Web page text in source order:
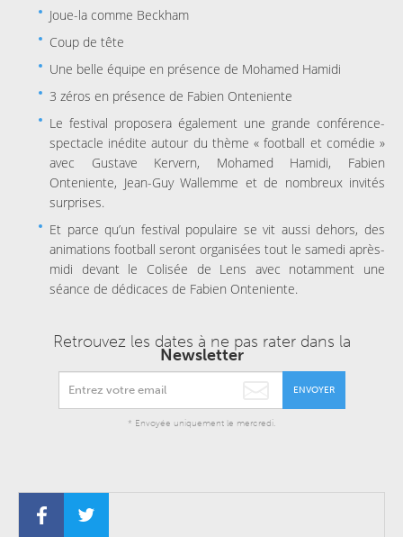
Joue-la comme Beckham
Coup de tête
Une belle équipe en présence de Mohamed Hamidi
3 zéros en présence de Fabien Onteniente
Le festival proposera également une grande conférence-
spectacle inédite autour du thème « football et comédie »
avec Gustave Kervern, Mohamed Hamidi, Fabien
Onteniente, Jean-Guy Wallemme et de nombreux invités
surprises.
Et parce qu’un festival populaire se vit aussi dehors, des
animations football seront organisées tout le samedi après-
midi devant le Colisée de Lens avec notamment une
séance de dédicaces de Fabien Onteniente.
Retrouvez les dates à ne pas rater dans la
Newsletter
ENVOYER
* Envoyée uniquement le mercredi.